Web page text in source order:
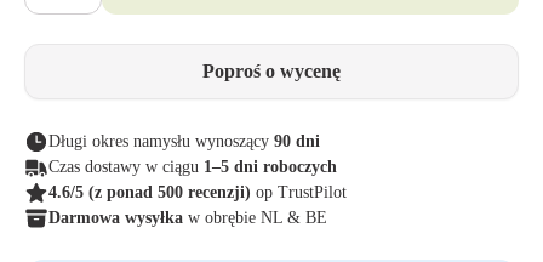
Poproś o wycenę
Długi okres namysłu wynoszący 90 dni
Czas dostawy w ciągu 1–5 dni roboczych
4.6/5 (z ponad 500 recenzji) op TrustPilot
Darmowa wysyłka w obrębie NL & BE